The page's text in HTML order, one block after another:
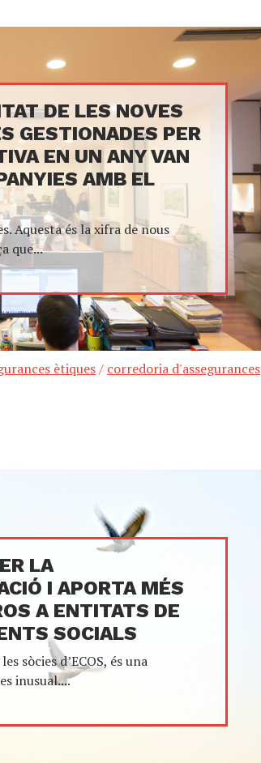
DE LES NOVES
GESTIONADES PER
EN UN ANY VAN
AMB EL
Aquesta és la xifra de nous
que...
ètiques/ corredoria d'assegurances
LA
I APORTA MÉS
A ENTITATS DE
SOCIALS
sòcies d’ECOS, és una
inusual....